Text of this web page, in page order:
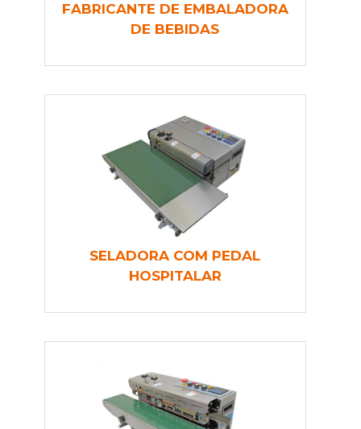
FABRICANTE DE EMBALADORA
DE BEBIDAS
SELADORA COM PEDAL
HOSPITALAR